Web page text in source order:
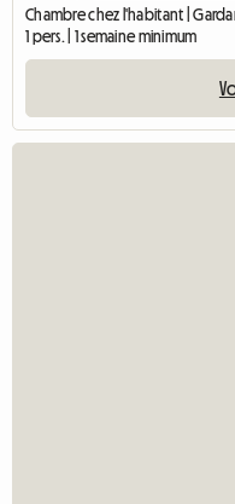
Chambre chez l'habitant |
1 pers. | 1 semaine minimum